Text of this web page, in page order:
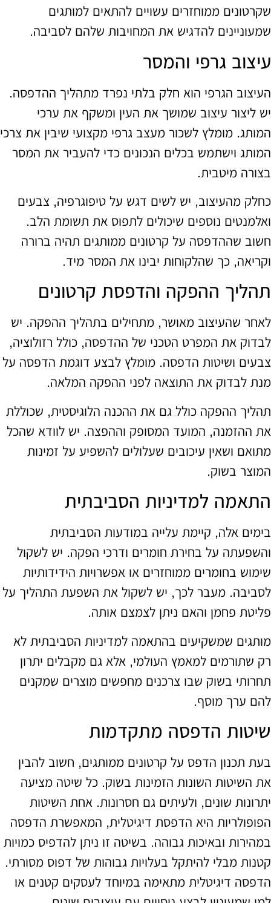
שקרטונים ממוחזרים עשויים להתאים למותגים
שמעוניינים להדגיש את המחויבות שלהם לסביבה.
עיצוב גרפי והמסר
העיצוב הגרפי הוא חלק בלתי נפרד מתהליך ההדפסה.
יש ליצור עיצוב שמושך את העין ומשקף את ערכי
המותג. מומלץ לשכור מעצב גרפי מקצועי שיבין את צרכי
המותג וישתמש בכלים הנכונים כדי להעביר את המסר
בצורה מיטבית.
כחלק מהעיצוב, יש לשים דגש על טיפוגרפיה, צבעים
ואלמנטים נוספים שיכולים לתפוס את תשומת הלב.
חשוב שההדפסה על קרטונים ממותגים תהיה ברורה
וקריאה, כך שהלקוחות יבינו את המסר מיד.
תהליך ההפקה והדפסת קרטונים
לאחר שהעיצוב מאושר, מתחילים בתהליך ההפקה. יש
לבדוק את המפרט הטכני של ההדפסה, כולל רזולוציה,
צבעים ושיטות הדפסה. מומלץ לבצע דוגמת הדפסה על
מנת לבדוק את התוצאה לפני ההפקה המלאה.
תהליך ההפקה כולל גם את ההכנה הלוגיסטית, שכוללת
את ההזמנה, המועד המסופק וההפצה. יש לוודא שהכל
מתואם ושאין עיכובים שעלולים להשפיע על זמינות
המוצר בשוק.
התאמה למדיניות הסביבתית
בימים אלה, קיימת עלייה במודעות הסביבתית
והשפעתה על בחירת חומרים ודרכי הפקה. יש לשקול
שימוש בחומרים ממוחזרים או אפשרויות הידידותיות
לסביבה. מעבר לכך, יש לשקול את השפעת התהליך על
פליטת פחמן והאם ניתן לצמצם אותה.
מותגים שמשקיעים בהתאמה למדיניות הסביבתית לא
רק שתורמים למאמץ העולמי, אלא גם מקבלים יתרון
תחרותי בשוק שבו צרכנים מחפשים מוצרים שמקנים
להם ערך מוסף.
שיטות הדפסה מתקדמות
בעת תכנון הדפס על קרטונים ממותגים, חשוב להבין
את השיטות השונות הזמינות בשוק. כל שיטה מציעה
יתרונות שונים, ולעיתים גם חסרונות. אחת השיטות
הפופולריות היא הדפסת דיגיטלית, המאפשרת הדפסה
במהירות ובאיכות גבוהה. בשיטה זו ניתן להדפיס כמויות
קטנות מבלי להיתקל בעלויות גבוהות של דפוס מסורתי.
הדפסה דיגיטלית מתאימה במיוחד לעסקים קטנים או